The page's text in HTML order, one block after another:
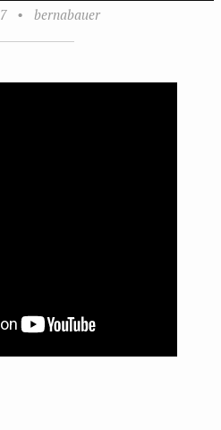
• bernabauer